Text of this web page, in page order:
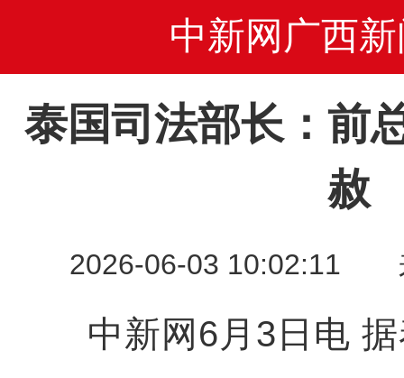
中新网广西新
泰国司法部长：前
赦
2026-06-03 10:02:11
中新网6月3日电 据